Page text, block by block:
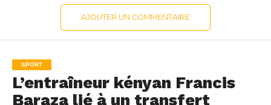
AJOUTER UN COMMENTAIRE
SPORT
L’entraîneur kényan Francis
Baraza lié à un transfert